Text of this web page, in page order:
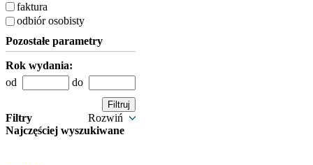
faktura
odbiór osobisty
Pozostałe parametry
Rok wydania:
od
do
Filtry
Rozwiń
Najczęściej wyszukiwane